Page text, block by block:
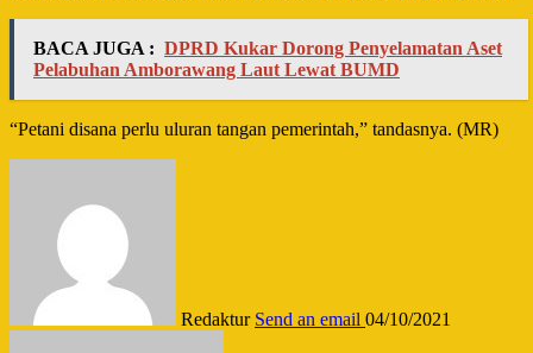
BACA JUGA : DPRD Kukar Dorong Penyelamatan Aset
Pelabuhan Amborawang Laut Lewat BUMD
“Petani disana perlu uluran tangan pemerintah,” tandasnya. (MR)
Redaktur Send an email 04/10/2021